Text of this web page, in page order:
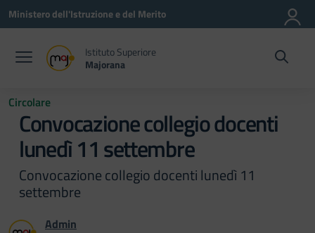
Vai ai contenuti
Vai al menu di navigazione
Vai al footer
Ministero dell'Istruzione e del Merito
Istituto Superiore
Majorana
Circolare
Convocazione collegio docenti
lunedì 11 settembre
Convocazione collegio docenti lunedì 11
settembre
Admin